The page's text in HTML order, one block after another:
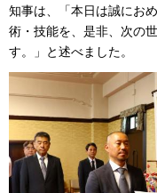
知事は、「本日は誠にお
術・技能を、是非、次の
す。」と述べました。